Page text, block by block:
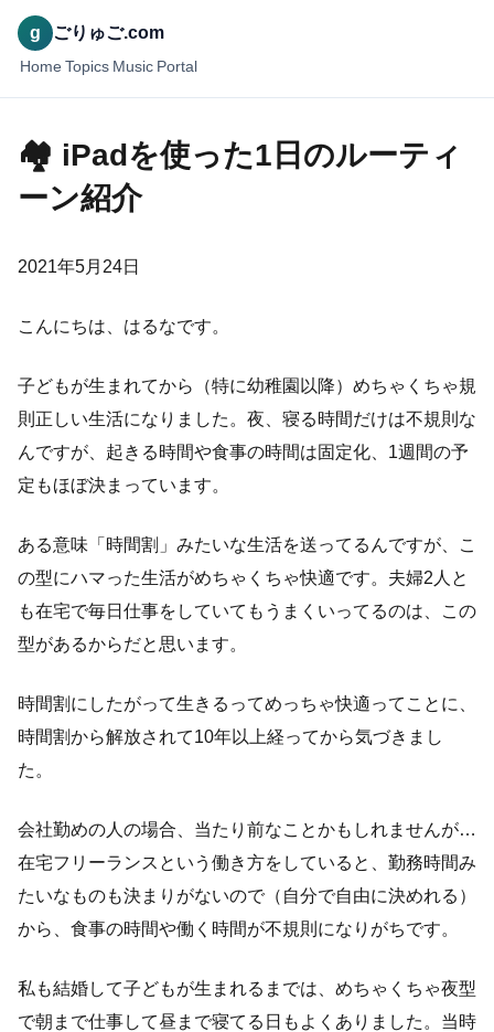
g ごりゅご.com
Home Topics Music Portal
🏘 iPadを使った1日のルーティ
ーン紹介
2021年5月24日
こんにちは、はるなです。
子どもが生まれてから（特に幼稚園以降）めちゃくちゃ規
則正しい生活になりました。夜、寝る時間だけは不規則な
んですが、起きる時間や食事の時間は固定化、1週間の予
定もほぼ決まっています。
ある意味「時間割」みたいな生活を送ってるんですが、こ
の型にハマった生活がめちゃくちゃ快適です。夫婦2人と
も在宅で毎日仕事をしていてもうまくいってるのは、この
型があるからだと思います。
時間割にしたがって生きるってめっちゃ快適ってことに、
時間割から解放されて10年以上経ってから気づきまし
た。
会社勤めの人の場合、当たり前なことかもしれませんが…
在宅フリーランスという働き方をしていると、勤務時間み
たいなものも決まりがないので（自分で自由に決めれる）
から、食事の時間や働く時間が不規則になりがちです。
私も結婚して子どもが生まれるまでは、めちゃくちゃ夜型
で朝まで仕事して昼まで寝てる日もよくありました。当時